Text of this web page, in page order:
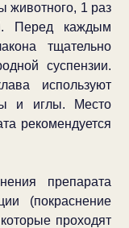
животного, 1 раз
Перед каждым
тщательно
суспензии.
используют
и иглы. Место
рекомендуется
препарата
(покраснение
проходят